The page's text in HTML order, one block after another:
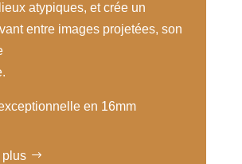
atypiques, et crée un
entre images projetées, son
en 16mm
plus